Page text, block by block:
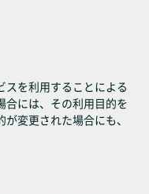
スを利用することによる
には、その利用目的を
変更された場合にも、